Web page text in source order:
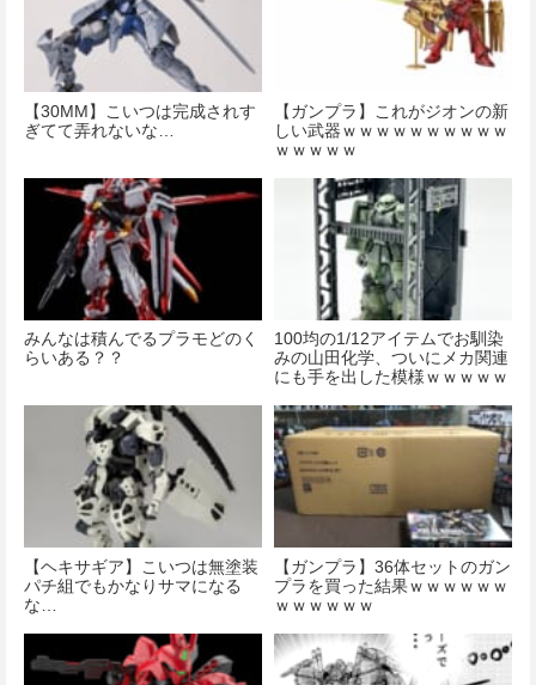
【30MM】こいつは完成されす
ぎてて弄れないな…
【ガンプラ】これがジオンの新
しい武器ｗｗｗｗｗｗｗｗｗｗ
ｗｗｗｗｗ
みんなは積んでるプラモどのく
らいある？？
100均の1/12アイテムでお馴染
みの山田化学、ついにメカ関連
にも手を出した模様ｗｗｗｗｗ
【ヘキサギア】こいつは無塗装
パチ組でもかなりサマになる
な…
【ガンプラ】36体セットのガン
プラを買った結果ｗｗｗｗｗｗ
ｗｗｗｗｗｗ